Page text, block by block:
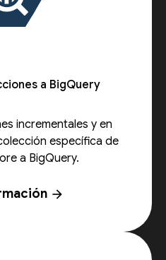
a BigQuery
incrementales y en
específica de
a BigQuery.
arrow_forward